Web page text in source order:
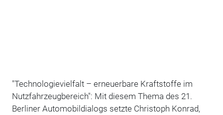
"Technologievielfalt – erneuerbare Kraftstoffe im
Nutzfahrzeugbereich": Mit diesem Thema des 21.
Berliner Automobildialogs setzte Christoph Konrad,